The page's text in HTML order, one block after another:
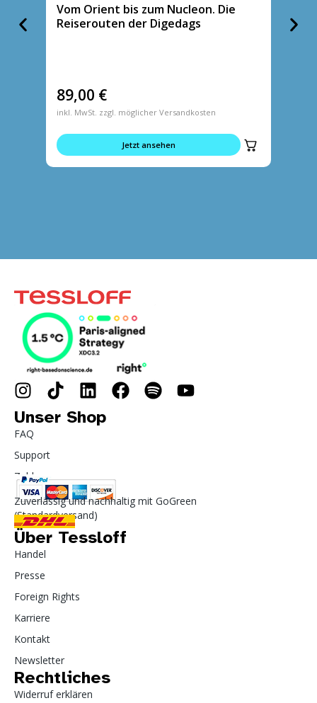
Vom Orient bis zum Nucleon. Die
Reiserouten der Digedags
89,00 €
inkl. MwSt. zzgl. möglicher Versandkosten
Jetzt ansehen
Unser Shop
FAQ
Support
Zahlung
Zuverlässig und nachhaltig mit GoGreen
(Standardversand)
Über Tessloff
Handel
Presse
Foreign Rights
Karriere
Kontakt
Newsletter
Rechtliches
Widerruf erklären